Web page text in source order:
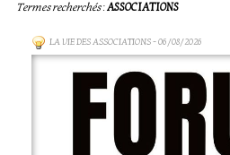
Termes recherchés:ASSOCIATIONS
LA VIE DES ASSOCIATIONS- 06/08/2026